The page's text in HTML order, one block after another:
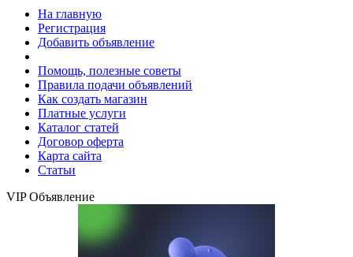
На главную
Регистрация
Добавить объявление
Помощь, полезные советы
Правила подачи объявлений
Как создать магазин
Платные услуги
Каталог статей
Договор оферта
Карта сайта
Статьи
VIP Объявление